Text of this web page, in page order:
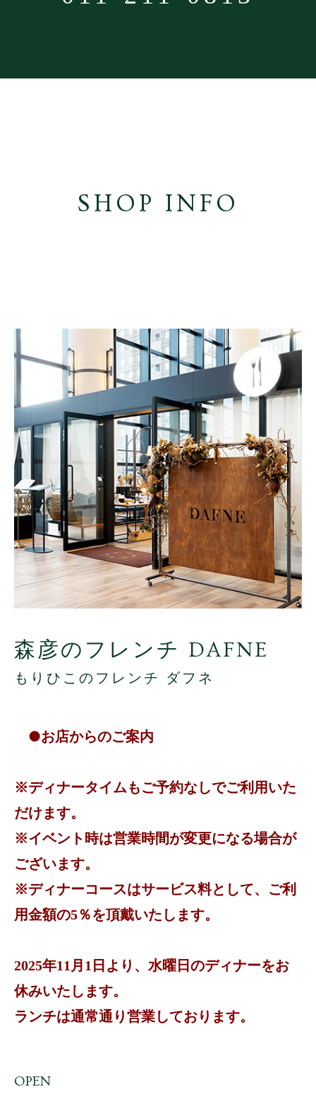
SHOP INFO
森彦のフレンチ DAFNE
もりひこのフレンチ ダフネ
●お店からのご案内
※ディナータイムもご予約なしでご利用いた
だけます。
※イベント時は営業時間が変更になる場合が
ございます。
※ディナーコースはサービス料として、ご利
用金額の5％を頂戴いたします。
2025年11月1日より、水曜日のディナーをお
休みいたします。
ランチは通常通り営業しております。
OPEN